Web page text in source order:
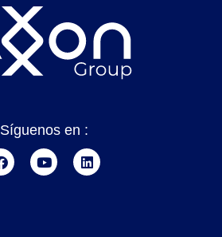
Síguenos en :